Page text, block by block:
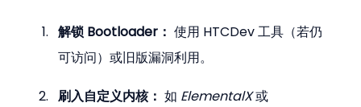
解锁 Bootloader： 使用 HTCDev 工具（若仍
可访问）或旧版漏洞利用。
刷入自定义内核： 如 ElementalX 或